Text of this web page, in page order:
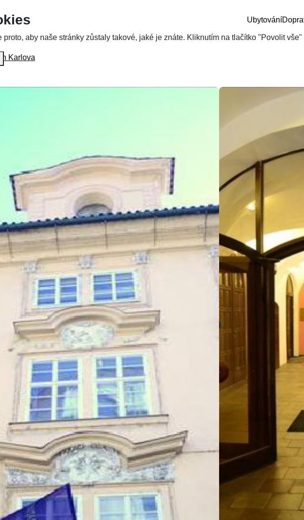
Ubytování
Karlova
aby naše stránky zůstaly takové, jaké je znáte. Kliknutím na tlačítko "Povolit